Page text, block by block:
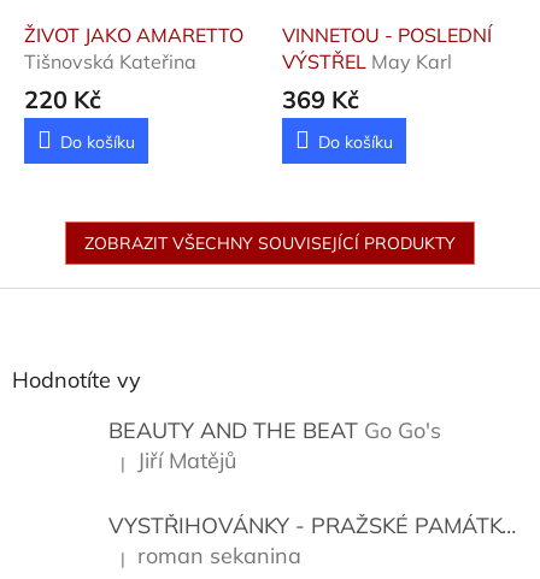
ŽIVOT JAKO AMARETTO
Tišnovská Kateřina
220 Kč
Do košíku
VINNETOU - POSLEDNÍ
VÝSTŘEL May Karl
369 Kč
Do košíku
ZOBRAZIT VŠECHNY SOUVISEJÍCÍ PRODUKTY
Hodnotíte vy
BEAUTY AND THE BEAT Go Go's
Hodnocení produktu je 5 z 5 hvězdiček.
| Jiří Matějů
VYSTŘIHOVÁNKY - PRAŽSKÉ PAMÁTKY
Hodnocení produktu je 5 z 5 hvězdiček.
| roman sekanina